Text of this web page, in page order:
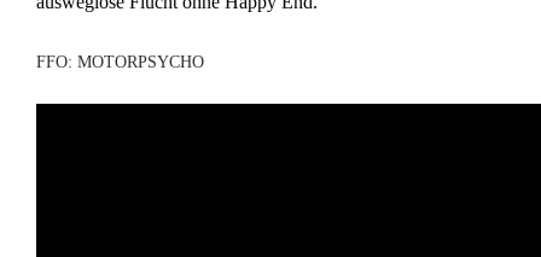
FFO: MOTORPSYCHO